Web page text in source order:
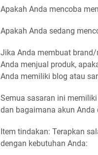
Apakah Anda mencoba
Apakah Anda sedang
Jika Anda membuat
Anda menjual produk,
Anda memiliki blog atau
Semua sasaran ini
dan bagaimana akun
Item tindakan: Terapkan
dengan kebutuhan Anda: